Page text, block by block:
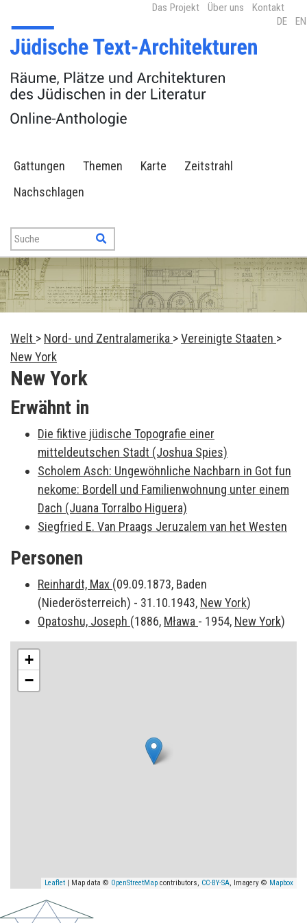
Das Projekt Über uns
Kontakt
DE
EN
Gattungen Themen Karte
Zeitstrahl
Nachschlagen
Welt > Nord- und Zentralamerika >Vereinigte Staaten >
New York
New York
Erwähnt in
Die fiktive jüdische Topografie einer
mitteldeutschen Stadt (Joshua Spies)
Scholem Asch: Ungewöhnliche Nachbarn in Got fun
nekome: Bordell und Familienwohnung unter einem
Dach (Juana Torralbo Higuera)
Siegfried E. Van Praags Jeruzalem van het Westen
Personen
Reinhardt, Max (09.09.1873, Baden
(Niederösterreich) - 31.10.1943, New York)
Opatoshu, Joseph (1886, Mława - 1954, New York)
+
−
Leaflet | Map data © OpenStreetMap contributors, CC-BY-SA, Imagery © Mapbox